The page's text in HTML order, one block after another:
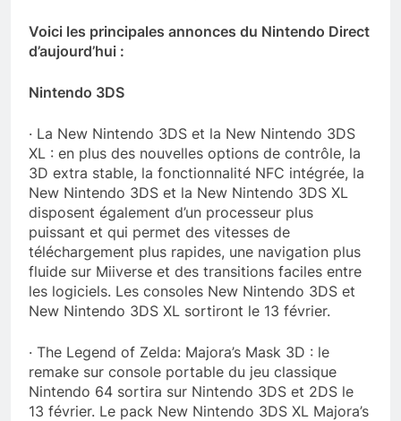
Voici les principales annonces du Nintendo Direct
d’aujourd’hui :
Nintendo 3DS
· La New Nintendo 3DS et la New Nintendo 3DS
XL : en plus des nouvelles options de contrôle, la
3D extra stable, la fonctionnalité NFC intégrée, la
New Nintendo 3DS et la New Nintendo 3DS XL
disposent également d’un processeur plus
puissant et qui permet des vitesses de
téléchargement plus rapides, une navigation plus
fluide sur Miiverse et des transitions faciles entre
les logiciels. Les consoles New Nintendo 3DS et
New Nintendo 3DS XL sortiront le 13 février.
· The Legend of Zelda: Majora’s Mask 3D : le
remake sur console portable du jeu classique
Nintendo 64 sortira sur Nintendo 3DS et 2DS le
13 février. Le pack New Nintendo 3DS XL Majora’s